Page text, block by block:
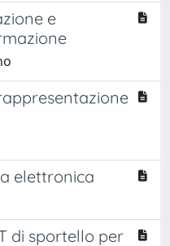
e
elettronica
di sportello per